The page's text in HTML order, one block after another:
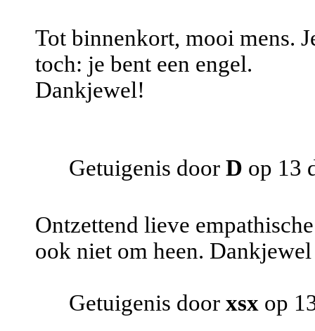
Tot binnenkort, mooi mens.
toch: je bent een engel.
Dankjewel!
Getuigenis door D op 13
Ontzettend lieve
ook niet om heen.
Getuigenis door xsx op